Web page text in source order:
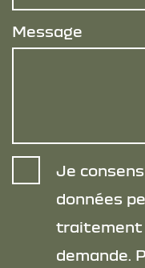
Message
Je
données
traitement
demande.